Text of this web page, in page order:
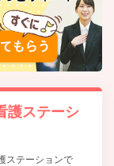
護ステーシ
ステーションで